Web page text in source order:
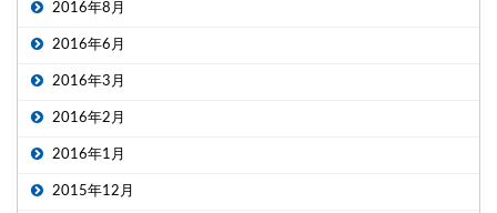
2016年8月
2016年6月
2016年3月
2016年2月
2016年1月
2015年12月